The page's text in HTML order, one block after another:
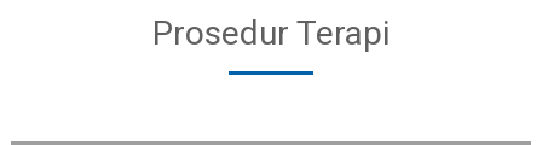
Prosedur Terapi